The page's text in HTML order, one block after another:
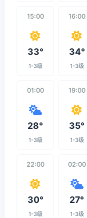
15:00
33°
1-3级
16:00
34°
1-3级
01:00
28°
1-3级
19:00
35°
1-3级
22:00
30°
1-3级
02:00
27°
1-3级